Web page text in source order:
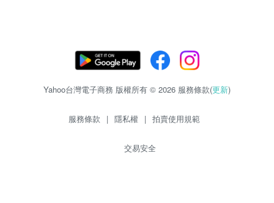
Yahoo台灣電子商務 版權所有 © 2026 服務條款(更新)
服務條款 | 隱私權 | 拍賣使用規範
交易安全